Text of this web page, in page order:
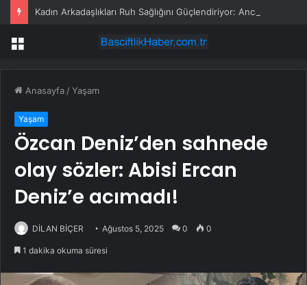
Menü
Anasayfa /Yaşam
Yaşam
Özcan Deniz’den sahnede
olay sözler: Abisi Ercan
Deniz’e acımadı!
DİLAN BİÇER Ağustos 5, 2025 0 0
1 dakika okuma süresi